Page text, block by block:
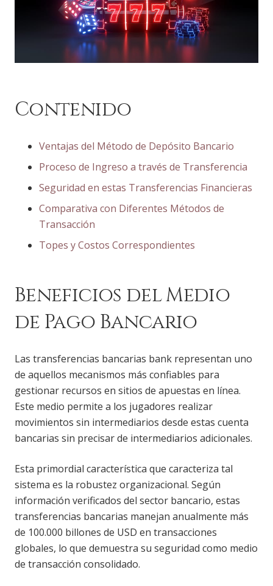
Contenido
Ventajas del Método de Depósito Bancario
Proceso de Ingreso a través de Transferencia
Seguridad en estas Transferencias Financieras
Comparativa con Diferentes Métodos de
Transacción
Topes y Costos Correspondientes
Beneficios del Medio
de Pago Bancario
Las transferencias bancarias bank representan uno
de aquellos mecanismos más confiables para
gestionar recursos en sitios de apuestas en línea.
Este medio permite a los jugadores realizar
movimientos sin intermediarios desde estas cuenta
bancarias sin precisar de intermediarios adicionales.
Esta primordial característica que caracteriza tal
sistema es la robustez organizacional. Según
información verificados del sector bancario, estas
transferencias bancarias manejan anualmente más
de 100.000 billones de USD en transacciones
globales, lo que demuestra su seguridad como medio
de transacción consolidado.